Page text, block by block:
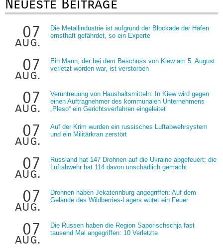
Neueste Beiträge
07
aug.
Die Metallindustrie ist aufgrund der Blockade der Häfen
ernsthaft gefährdet, so ein Experte
07
aug.
Ein Mann, der bei dem Beschuss von Kiew am 5. August
verletzt worden war, ist verstorben
07
aug.
Veruntreuung von Haushaltsmitteln: In Kiew wird gegen
einen Auftragnehmer des kommunalen Unternehmens
„Pleso“ ein Gerichtsverfahren eingeleitet
07
aug.
Auf der Krim wurden ein russisches Luftabwehrsystem
und ein Militärkran zerstört
07
aug.
Russland hat 147 Drohnen auf die Ukraine abgefeuert; die
Luftabwehr hat 114 davon unschädlich gemacht
07
aug.
Drohnen haben Jekaterinburg angegriffen: Auf dem
Gelände des Wildberries-Lagers wütet ein Feuer
07
aug.
Die Russen haben die Region Saporischschja fast
tausend Mal angegriffen: 10 Verletzte